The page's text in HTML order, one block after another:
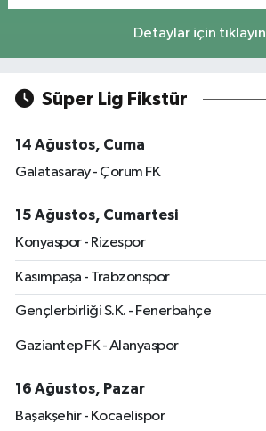
Detaylar için tıklayın
Süper Lig Fikstür
14 Ağustos, Cuma
Galatasaray - Çorum FK
15 Ağustos, Cumartesi
Konyaspor - Rizespor
Kasımpaşa - Trabzonspor
Gençlerbirliği S.K. - Fenerbahçe
Gaziantep FK - Alanyaspor
16 Ağustos, Pazar
Başakşehir - Kocaelispor